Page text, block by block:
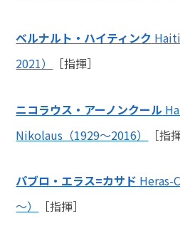
ベルナルト・ハイティンク
2021）
［指揮］
ニコラウス・アーノンクール
Nikolaus（1929～2016）
［指
パブロ・エラス=カサド Heras-
～）
［指揮］